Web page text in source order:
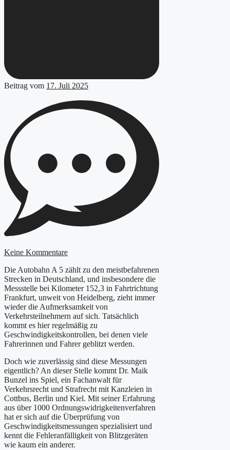
Beitrag vom 17. Juli 2025
Keine Kommentare
Die Autobahn A 5 zählt zu den meistbefahrenen
Strecken in Deutschland, und insbesondere die
Messstelle bei Kilometer 152,3 in Fahrtrichtung
Frankfurt, unweit von Heidelberg, zieht immer
wieder die Aufmerksamkeit von
Verkehrsteilnehmern auf sich. Tatsächlich
kommt es hier regelmäßig zu
Geschwindigkeitskontrollen, bei denen viele
Fahrerinnen und Fahrer geblitzt werden.
Doch wie zuverlässig sind diese Messungen
eigentlich? An dieser Stelle kommt Dr. Maik
Bunzel ins Spiel, ein Fachanwalt für
Verkehrsrecht und Strafrecht mit Kanzleien in
Cottbus, Berlin und Kiel. Mit seiner Erfahrung
aus über 1000 Ordnungswidrigkeitenverfahren
hat er sich auf die Überprüfung von
Geschwindigkeitsmessungen spezialisiert und
kennt die Fehleranfälligkeit von Blitzgeräten
wie kaum ein anderer.